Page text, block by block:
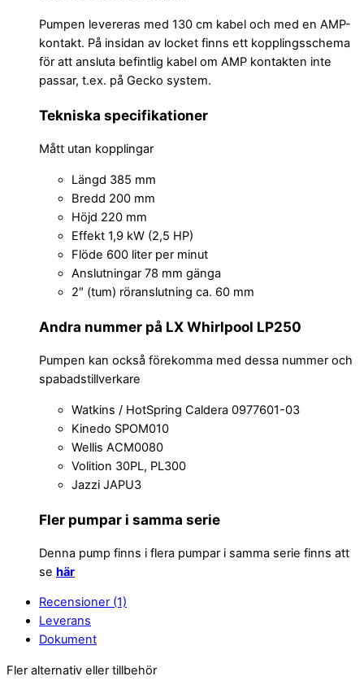
Pumpen levereras med 130 cm kabel och med en AMP-
kontakt. På insidan av locket finns ett kopplingsschema
för att ansluta befintlig kabel om AMP kontakten inte
passar, t.ex. på Gecko system.
Tekniska specifikationer
Mått utan kopplingar
Längd 385 mm
Bredd 200 mm
Höjd 220 mm
Effekt 1,9 kW (2,5 HP)
Flöde 600 liter per minut
Anslutningar 78 mm gänga
2″ (tum) röranslutning ca. 60 mm
Andra nummer på LX Whirlpool LP250
Pumpen kan också förekomma med dessa nummer och
spabadstillverkare
Watkins / HotSpring Caldera 0977601-03
Kinedo SPOM010
Wellis ACM0080
Volition 30PL, PL300
Jazzi JAPU3
Fler pumpar i samma serie
Denna pump finns i flera pumpar i samma serie finns att
se här
Recensioner (1)
Leverans
Dokument
Fler alternativ eller tillbehör